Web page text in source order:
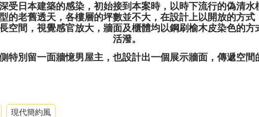
受日本建築的感染，初始接到本案時，以時下流行的偽清水
的老舊透天，各樓層的坪數並不大，在設計上以開放的方式
空間，視覺感官放大，牆面及櫃體均以鋼刷榆木皮染色的方
活潑。
特別留一面牆憶男屋主，也設計出一個展示牆面，傳遞空間
現代簡約風